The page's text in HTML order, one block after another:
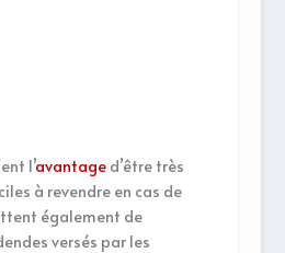
l’avantaged’être très
à revendre en cas de
également de
versés par les